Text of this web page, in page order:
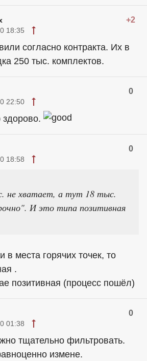
+2
18:35
согласно контракта. Их в
250 тыс. комплектов.
0
22:50
здорово.
0
18:58
не хватает, а тут 18 тыс.
И это типа позитивная
в места горячих точек, то
.
позитивная (процесс пошёл)
0
01:38
тщательно фильтровать.
измене.